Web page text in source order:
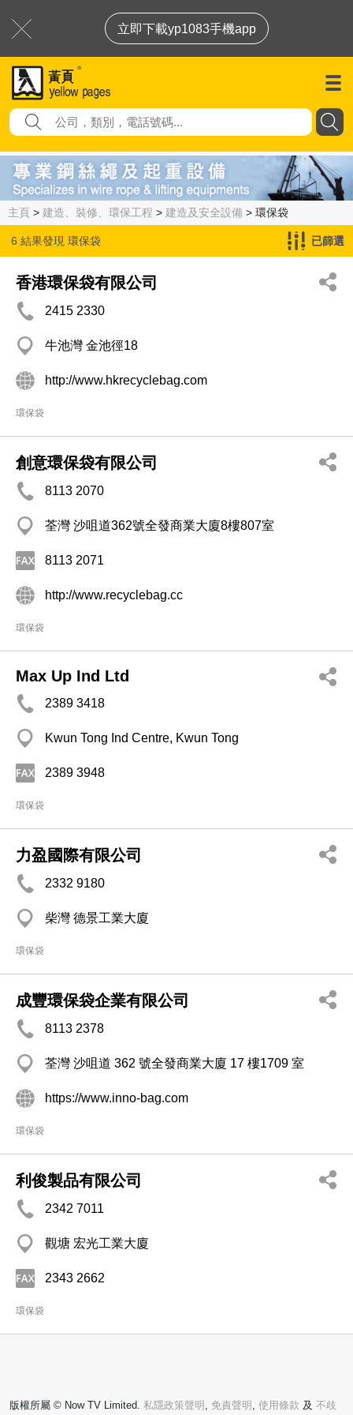
立即下載yp1083手機app
主頁 > 建造、裝修、環保工程 > 建造及安全設備 > 環保袋
6 結果發現 環保袋 已篩選
香港環保袋有限公司
2415 2330
牛池灣 金池徑18
http://www.hkrecyclebag.com
環保袋
創意環保袋有限公司
8113 2070
荃灣 沙咀道362號全發商業大廈8樓807室
8113 2071
http://www.recyclebag.cc
環保袋
Max Up Ind Ltd
2389 3418
Kwun Tong Ind Centre, Kwun Tong
2389 3948
環保袋
力盈國際有限公司
2332 9180
柴灣 德景工業大廈
環保袋
成豐環保袋企業有限公司
8113 2378
荃灣 沙咀道 362 號全發商業大廈 17 樓1709 室
https://www.inno-bag.com
環保袋
利俊製品有限公司
2342 7011
觀塘 宏光工業大廈
2343 2662
環保袋
版權所屬 © Now TV Limited. 私隱政策聲明 , 免責聲明 , 使用條款 及 不歧